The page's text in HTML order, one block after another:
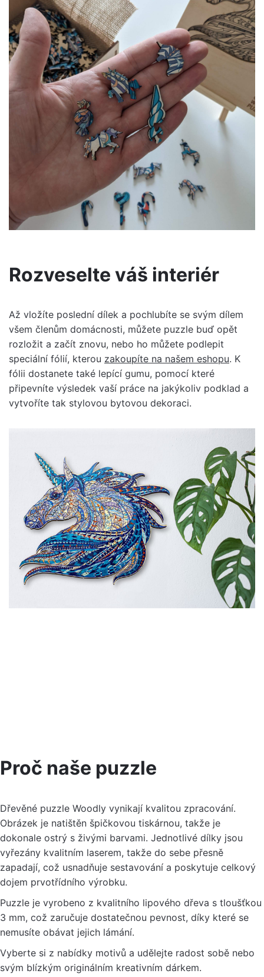
Rozveselte váš interiér
Až vložíte poslední dílek a pochlubíte se svým dílem
všem členům domácnosti, můžete puzzle buď opět
rozložit a začít znovu, nebo ho můžete podlepit
speciální fólií, kterou zakoupíte na našem eshopu. K
fólii dostanete také lepící gumu, pomocí které
připevníte výsledek vaší práce na jakýkoliv podklad a
vytvoříte tak stylovou bytovou dekoraci.
Proč naše puzzle
Dřevěné puzzle Woodly vynikají kvalitou zpracování.
Obrázek je natištěn špičkovou tiskárnou, takže je
dokonale ostrý s živými barvami. Jednotlivé dílky jsou
vyřezány kvalitním laserem, takže do sebe přesně
zapadají, což usnadňuje sestavování a poskytuje celkový
dojem prvotřídního výrobku.
Puzzle je vyrobeno z kvalitního lipového dřeva s tloušťkou
3 mm, což zaručuje dostatečnou pevnost, díky které se
nemusíte obávat jejich lámání.
Vyberte si z nabídky motivů a udělejte radost sobě nebo
svým blízkým originálním kreativním dárkem.